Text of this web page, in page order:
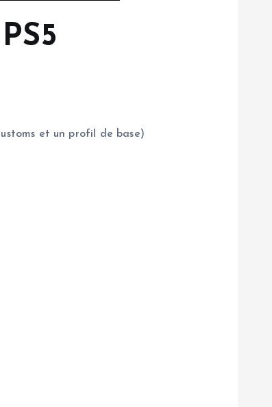
et un profil de base)